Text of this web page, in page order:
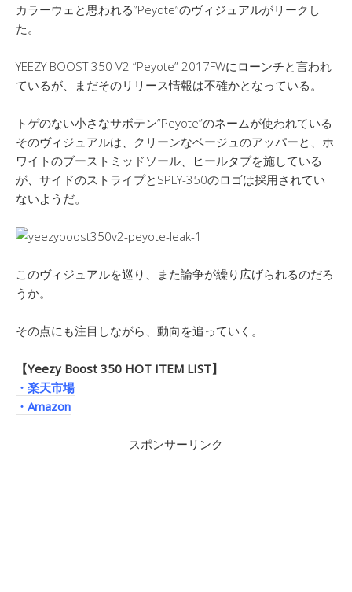
カラーウェと思われる”Peyote”のヴィジュアルがリークし
た。
YEEZY BOOST 350 V2 “Peyote” 2017FWにローンチと言われ
ているが、まだそのリリース情報は不確かとなっている。
トゲのない小さなサボテン”Peyote”のネームが使われている
そのヴィジュアルは、クリーンなベージュのアッパーと、ホ
ワイトのブーストミッドソール、ヒールタブを施している
が、サイドのストライプとSPLY-350のロゴは採用されてい
ないようだ。
このヴィジュアルを巡り、また論争が繰り広げられるのだろ
うか。
その点にも注目しながら、動向を追っていく。
【Yeezy Boost 350 HOT ITEM LIST】
・楽天市場
・Amazon
スポンサーリンク